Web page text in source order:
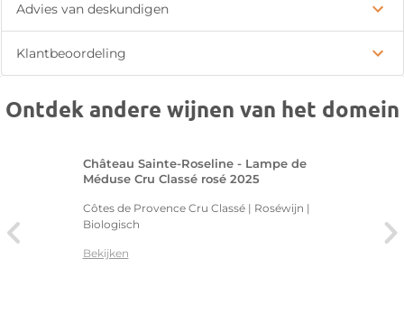
Advies van deskundigen
Klantbeoordeling
Ontdek andere wijnen van het domein
Château Sainte-Roseline - Lampe de
Méduse Cru Classé rosé 2025
Côtes de Provence Cru Classé | Roséwijn |
Biologisch
Bekijken